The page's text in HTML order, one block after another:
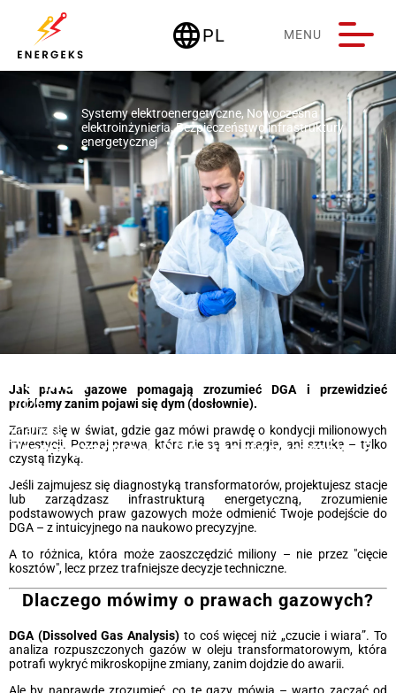
languagePL
Deutschland MENU
13 M05
2025
Energeks
Prawa gazowe w DGA transformatorów: 5
zasad, które ostrzegą przed awarią
Systemy elektroenergetyczne, Nowoczesna
elektroinżynieria,Bezpieczeństwo infrastruktury
energetycznej
Jak prawa gazowe pomagają zrozumieć DGA i przewidzieć
problemy zanim pojawi się dym (dosłownie).
Zanurz się w świat, gdzie gaz mówi prawdę o kondycji milionowych
inwestycji. Poznaj prawa, które nie są ani magią, ani sztuką – tylko
czystą fizyką.
Jeśli zajmujesz się diagnostyką transformatorów, projektujesz stacje
lub zarządzasz infrastrukturą energetyczną, zrozumienie
podstawowych praw gazowych może odmienić Twoje podejście do
DGA – z intuicyjnego na naukowo precyzyjne.
A to różnica, która może zaoszczędzić miliony – nie przez "cięcie
kosztów", lecz przez trafniejsze decyzje techniczne.
Dlaczego mówimy o prawach gazowych?
DGA (Dissolved Gas Analysis) to coś więcej niż „czucie i wiara”. To
analiza rozpuszczonych gazów w oleju transformatorowym, która
potrafi wykryć mikroskopijne zmiany, zanim dojdzie do awarii.